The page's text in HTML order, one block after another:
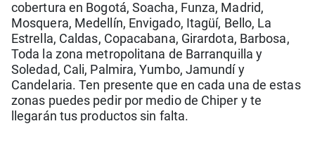
cobertura en Bogotá, Soacha, Funza, Madrid,
Mosquera, Medellín, Envigado, Itagüí, Bello, La
Estrella, Caldas, Copacabana, Girardota, Barbosa,
Toda la zona metropolitana de Barranquilla y
Soledad, Cali, Palmira, Yumbo, Jamundí y
Candelaria. Ten presente que en cada una de estas
zonas puedes pedir por medio de Chiper y te
llegarán tus productos sin falta.